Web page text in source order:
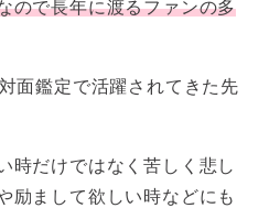
ので長年に渡るファンの多
面鑑定で活躍されてきた先
時だけではなく苦しく悲し
励まして欲しい時などにも